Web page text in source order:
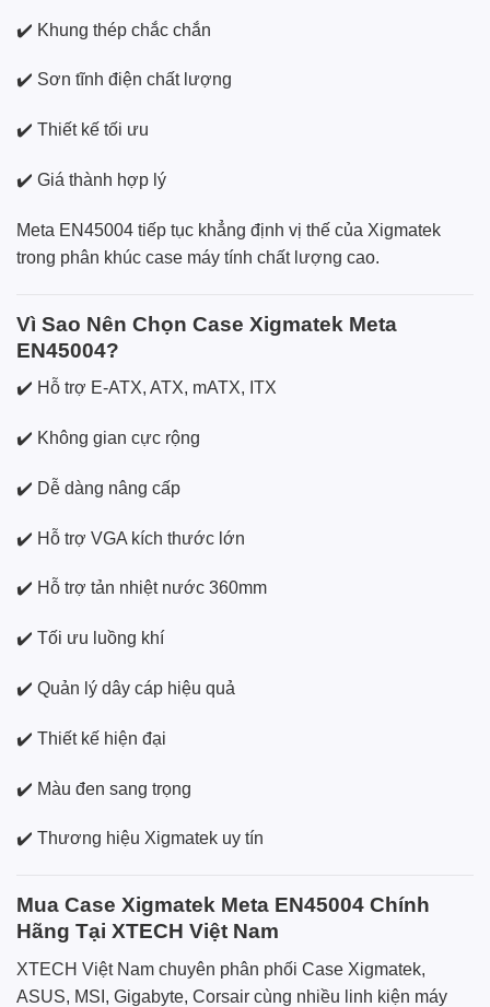
✔️ Khung thép chắc chắn
✔️ Sơn tĩnh điện chất lượng
✔️ Thiết kế tối ưu
✔️ Giá thành hợp lý
Meta EN45004 tiếp tục khẳng định vị thế của Xigmatek
trong phân khúc case máy tính chất lượng cao.
Vì Sao Nên Chọn Case Xigmatek Meta
EN45004?
✔️ Hỗ trợ E-ATX, ATX, mATX, ITX
✔️ Không gian cực rộng
✔️ Dễ dàng nâng cấp
✔️ Hỗ trợ VGA kích thước lớn
✔️ Hỗ trợ tản nhiệt nước 360mm
✔️ Tối ưu luồng khí
✔️ Quản lý dây cáp hiệu quả
✔️ Thiết kế hiện đại
✔️ Màu đen sang trọng
✔️ Thương hiệu Xigmatek uy tín
Mua Case Xigmatek Meta EN45004 Chính
Hãng Tại XTECH Việt Nam
XTECH Việt Nam chuyên phân phối Case Xigmatek,
ASUS, MSI, Gigabyte, Corsair cùng nhiều linh kiện máy